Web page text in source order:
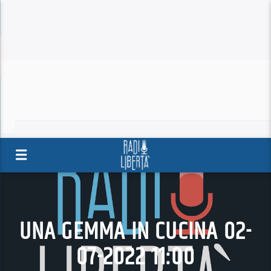
UNA GEMMA IN CUCINA 02-
07-2022 11:00